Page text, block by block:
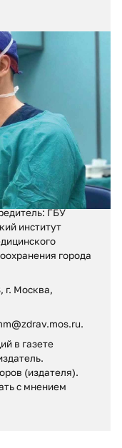
№ ФС 77 – 71880
в сфере
и массовых
ГБУ
институт
города
г. Москва,
в газете
(издателя).
c мнением